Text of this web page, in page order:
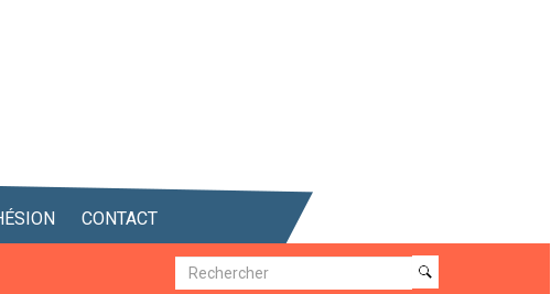
CONTACT
Recherche
Recherche